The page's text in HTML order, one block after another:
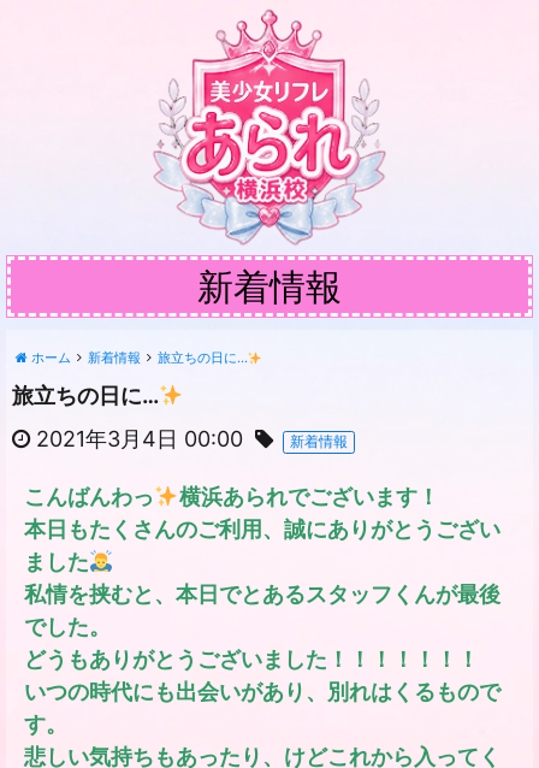
新着情報
ホーム 新着情報 旅立ちの日に…
旅立ちの日に…
2021年3月4日 00:00
新着情報
こんばんわっ
横浜あられでございます！
本日もたくさんのご利用、誠にありがとうござい
ました
私情を挟むと、本日でとあるスタッフくんが最後
でした。
どうもありがとうございました！！！！！！！
いつの時代にも出会いがあり、別れはくるもので
す。
悲しい気持ちもあったり、けどこれから入ってく